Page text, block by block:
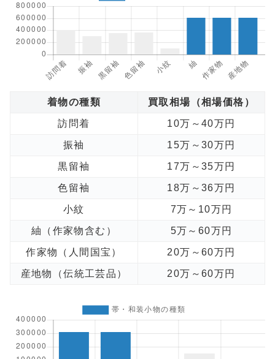
着物の種類 買取相場（相場価格）
訪問着 10万～40万円
振袖 15万～30万円
黒留袖 17万～35万円
色留袖 18万～36万円
小紋 7万～10万円
紬（作家物含む） 5万～60万円
作家物（人間国宝） 20万～60万円
産地物（伝統工芸品） 20万～60万円